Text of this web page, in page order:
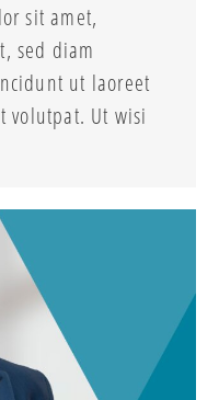
sit amet,
sed diam
ut laoreet
volutpat. Ut wisi